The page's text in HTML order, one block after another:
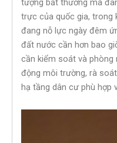
tượng bất thường mà
trực của quốc gia, trong
đang nỗ lực ngày đêm
đất nước cần hơn bao
cần kiểm soát và phòng
động môi trường, rà
hạ tầng dân cư phù hợp